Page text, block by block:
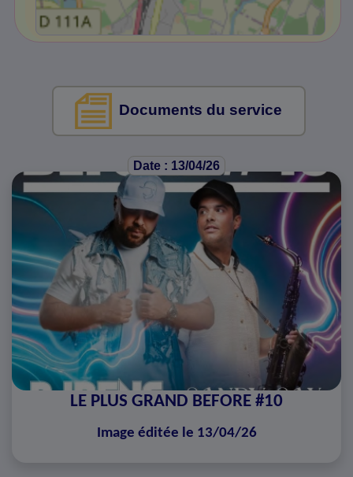
Documents du service
Date : 13/04/26
LE PLUS GRAND BEFORE #10
Image éditée le 13/04/26